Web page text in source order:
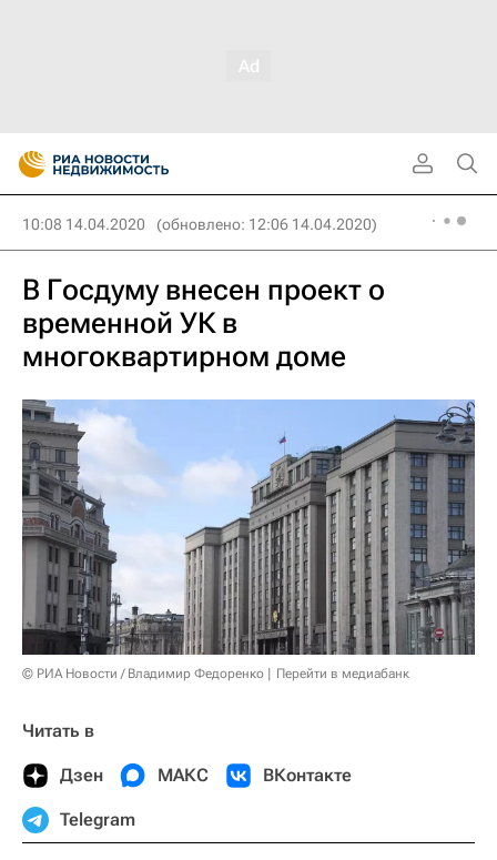
10:08 14.04.2020 (обновлено: 12:06 14.04.2020)
В Госдуму внесен проект о
временной УК в
многоквартирном доме
© РИА Новости / Владимир Федоренко Перейти в медиабанк
Читать в
Дзен МАКС ВКонтакте
Telegram